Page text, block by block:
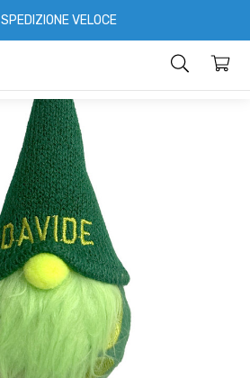
SPEDIZIONE VELOCE
Gnomi portafortuna
Account Contatti Informazioni